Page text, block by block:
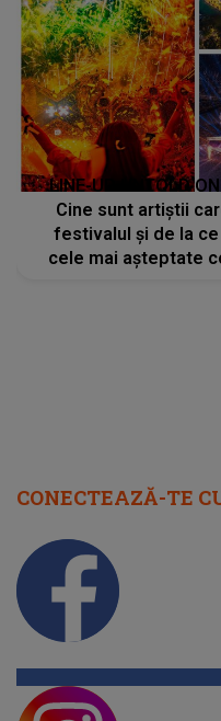
LINE-UP UNTOLD
Cine sunt artiștii
festivalul și de la
cele mai așteptate
CONECTEAZĂ-TE